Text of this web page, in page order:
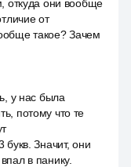
откуда они вообще
от
такое? Зачем
у нас была
потому что те
букв. Значит, они
в панику.